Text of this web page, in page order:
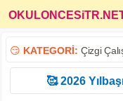
😏 KATEGORİ: Çizgi
🥰 2026